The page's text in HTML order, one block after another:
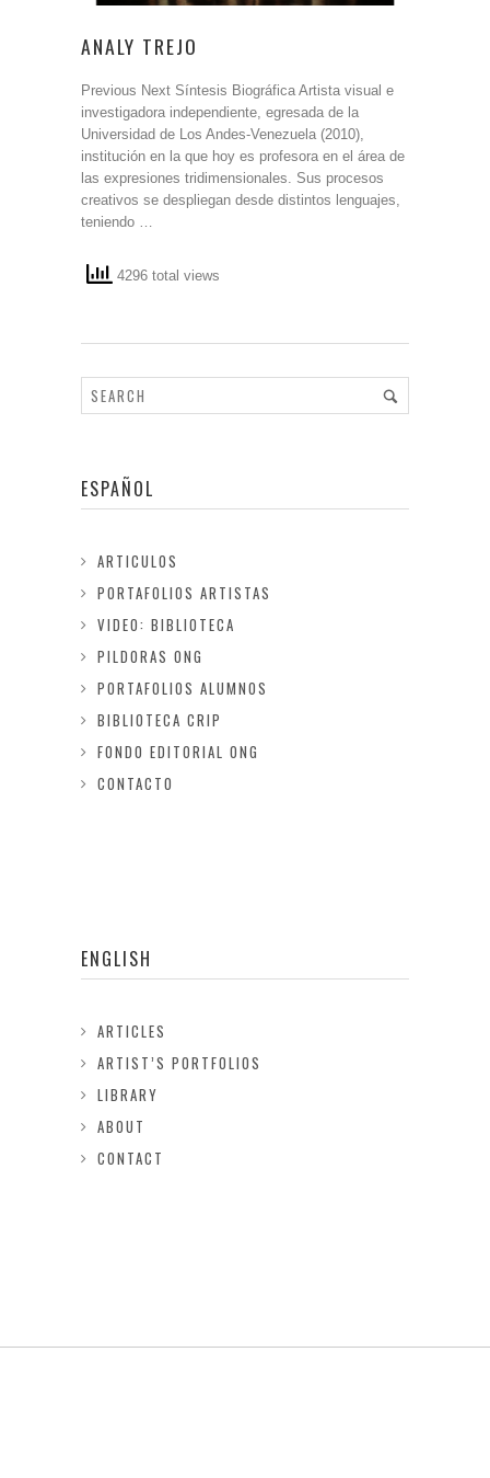
ANALY TREJO
Previous Next Síntesis Biográfica Artista visual e
investigadora independiente, egresada de la
Universidad de Los Andes-Venezuela (2010),
institución en la que hoy es profesora en el área de
las expresiones tridimensionales. Sus procesos
creativos se despliegan desde distintos lenguajes,
teniendo …
4296 total views
ESPAÑOL
ARTICULOS
PORTAFOLIOS ARTISTAS
VIDEO: BIBLIOTECA
PILDORAS ONG
PORTAFOLIOS ALUMNOS
BIBLIOTECA CRIP
FONDO EDITORIAL ONG
CONTACTO
ENGLISH
ARTICLES
ARTIST’S PORTFOLIOS
LIBRARY
ABOUT
CONTACT